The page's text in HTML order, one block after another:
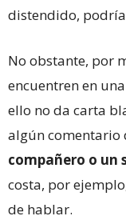
distendido,
No obstante, por
encuentren en
ello no da carta
algún comentario
compañero o un
costa, por
de hablar.